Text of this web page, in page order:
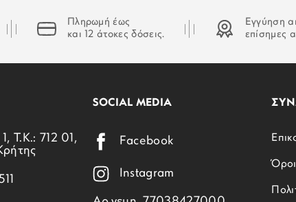
Πληρωμή έως
και 12 άτοκες δόσεις.
Εγγύηση
επίσημες
Τ.Κ.: 712 01,
SOCIAL MEDIA
Facebook
Instagram